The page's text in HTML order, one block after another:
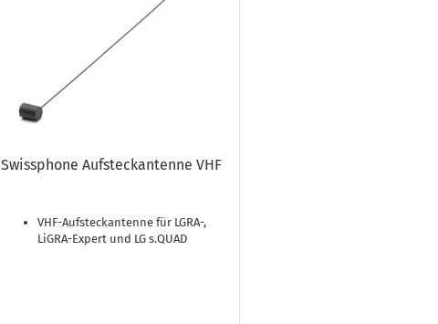
Swissphone Aufsteckantenne VHF
VHF-Aufsteckantenne für LGRA-,
LiGRA-Expert und LG s.QUAD